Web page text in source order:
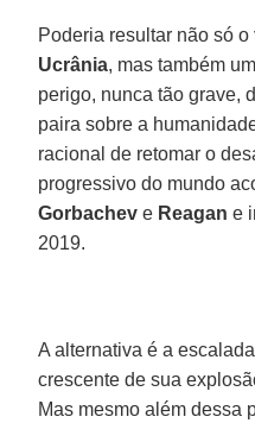
Poderia resultar não só o
Ucrânia, mas também
perigo, nunca tão grave,
paira sobre a
racional de retomar o
progressivo do mundo
Gorbachev e Reagan e
2019.
A alternativa é a
crescente de sua
Mas mesmo além dessa